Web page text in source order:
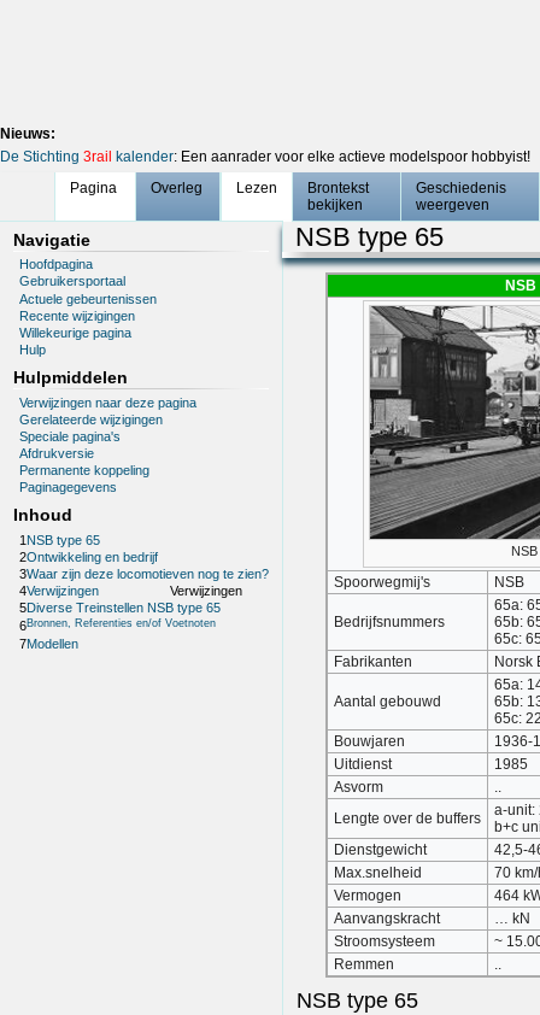
Nieuws:
De Stichting 3rail kalender: Een aanrader voor elke actieve modelspoor hobbyist!
Pagina
Overleg Lezen
Brontekst
bekijken
Geschiedenis
weergeven
Navigatie
Hoofdpagina
Gebruikersportaal
Actuele gebeurtenissen
Recente wijzigingen
Willekeurige pagina
Hulp
Hulpmiddelen
Verwijzingen naar deze pagina
Gerelateerde wijzigingen
Speciale pagina's
Afdrukversie
Permanente koppeling
Paginagegevens
Inhoud
1 NSB type 65
2Ontwikkeling en bedrijf
3Waar zijn deze locomotieven nog te zien?
4Verwijzingen
Verwijzingen
5Diverse Treinstellen NSB type 65
6Bronnen, Referenties en/of Voetnoten
7Modellen
NSB type 65
Spoorwegmij's NSB
Bedrijfsnummers
65a:
65b:
65c:
Fabrikanten
Norsk
Aantal gebouwd
65a:
65b:
65c:
Bouwjaren
1936-
Uitdienst
1985
Asvorm
..
Lengte over de buffers
a-unit:
b+c
Dienstgewicht
42,5-
Max.snelheid
70
Vermogen
464
Aanvangskracht
… kN
Stroomsysteem
~
Remmen
..
NSB type 65